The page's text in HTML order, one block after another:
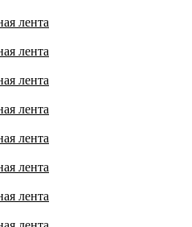
лента
лента
лента
лента
лента
лента
лента